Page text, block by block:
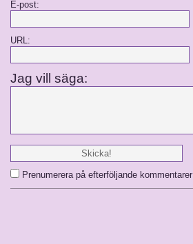
E-post:
URL:
Jag vill säga:
Prenumerera på efterföljande kommentarer